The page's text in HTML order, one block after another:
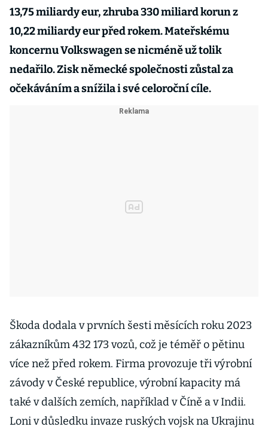
13,75 miliardy eur, zhruba 330 miliard korun z
10,22 miliardy eur před rokem. Mateřskému
koncernu Volkswagen se nicméně už tolik
nedařilo. Zisk německé společnosti zůstal za
očekáváním a snížila i své celoroční cíle.
Škoda dodala v prvních šesti měsících roku 2023
zákazníkům 432 173 vozů, což je téměř o pětinu
více než před rokem. Firma provozuje tři výrobní
závody v České republice, výrobní kapacity má
také v dalších zemích, například v Číně a v Indii.
Loni v důsledku invaze ruských vojsk na Ukrajinu